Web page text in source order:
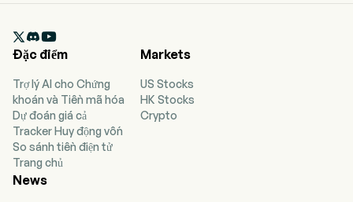
chuyên gia tài chính và tổ chức để giúp cá nhân
lập kế hoạch, tiết kiệm và đạt được tương lai tài
gồm các loại niên kim cố định, niên kim liên kết
chỉ số cố định, niên kim liên kết đăng ký và niên
kim biến đổi. Bộ phận Hưu trí Nhóm bao gồm dịch
vụ ghi chép sổ sách, quản lý kế hoạch, dịch vụ
tuân thủ, giải pháp tư vấn tài chính và đầu tư được
cung cấp trong phạm vi kế hoạch, cùng các sản
phẩm niên kim, tư vấn và môi giới độc quyền và

Đặc điểm
Trợ lý AI cho Chứng
khoán và Tiền mã hóa
Dự đoán giá cả
Tracker Huy động vốn
So sánh tiền điện tử
Trang chủ
Markets
US Stocks
HK Stocks
Crypto
News